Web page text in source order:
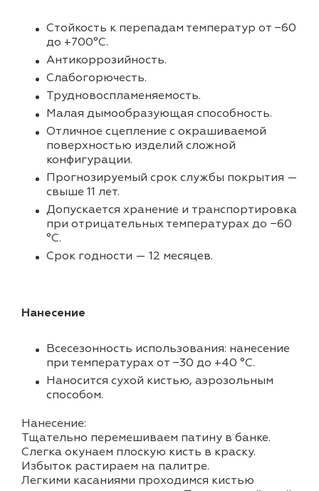
Стойкость к перепадам температур от −60
до +700°С.
Антикоррозийность.
Слабогорючесть.
Трудновоспламеняемость.
Малая дымообразующая способность.
Отличное сцепление с окрашиваемой
поверхностью изделий сложной
конфигурации.
Прогнозируемый срок службы покрытия —
свыше 11 лет.
Допускается хранение и транспортировка
при отрицательных температурах до −60
°С.
Срок годности — 12 месяцев.
Нанесение
Всесезонность использования: нанесение
при температурах от −30 до +40 °С.
Наносится сухой кистью, аэрозольным
способом.
Нанесение:
Тщательно перемешиваем патину в банке.
Слегка окунаем плоскую кисть в краску.
Избыток растираем на палитре.
Легкими касаниями проходимся кистью